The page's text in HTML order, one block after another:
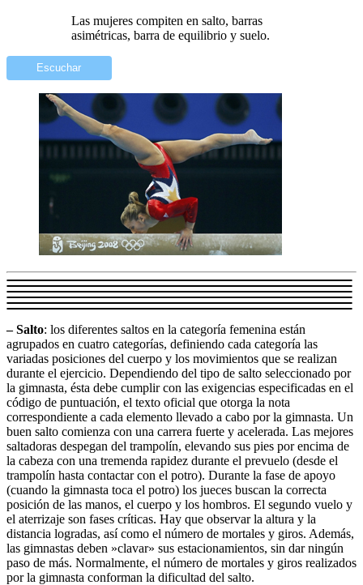
Las mujeres compiten en salto, barras
asimétricas, barra de equilibrio y suelo.
Escuchar
– Salto: los diferentes saltos en la categoría femenina están
agrupados en cuatro categorías, definiendo cada categoría las
variadas posiciones del cuerpo y los movimientos que se realizan
durante el ejercicio. Dependiendo del tipo de salto seleccionado por
la gimnasta, ésta debe cumplir con las exigencias especificadas en el
código de puntuación, el texto oficial que otorga la nota
correspondiente a cada elemento llevado a cabo por la gimnasta. Un
buen salto comienza con una carrera fuerte y acelerada. Las mejores
saltadoras despegan del trampolín, elevando sus pies por encima de
la cabeza con una tremenda rapidez durante el prevuelo (desde el
trampolín hasta contactar con el potro). Durante la fase de apoyo
(cuando la gimnasta toca el potro) los jueces buscan la correcta
posición de las manos, el cuerpo y los hombros. El segundo vuelo y
el aterrizaje son fases críticas. Hay que observar la altura y la
distancia logradas, así como el número de mortales y giros. Además,
las gimnastas deben »clavar» sus estacionamientos, sin dar ningún
paso de más. Normalmente, el número de mortales y giros realizados
por la gimnasta conforman la dificultad del salto.